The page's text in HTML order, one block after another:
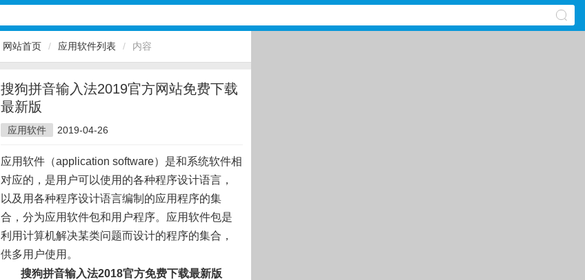
网站首页 / 应用软件列表 / 内容
搜狗拼音输入法2019官方网站免费下载
最新版
应用软件 2019-04-26
应用软件（application software）是和系统软件相
对应的，是用户可以使用的各种程序设计语言，
以及用各种程序设计语言编制的应用程序的集
合，分为应用软件包和用户程序。应用软件包是
利用计算机解决某类问题而设计的程序的集合，
供多用户使用。
搜狗拼音输入法2018官方免费下载最新版